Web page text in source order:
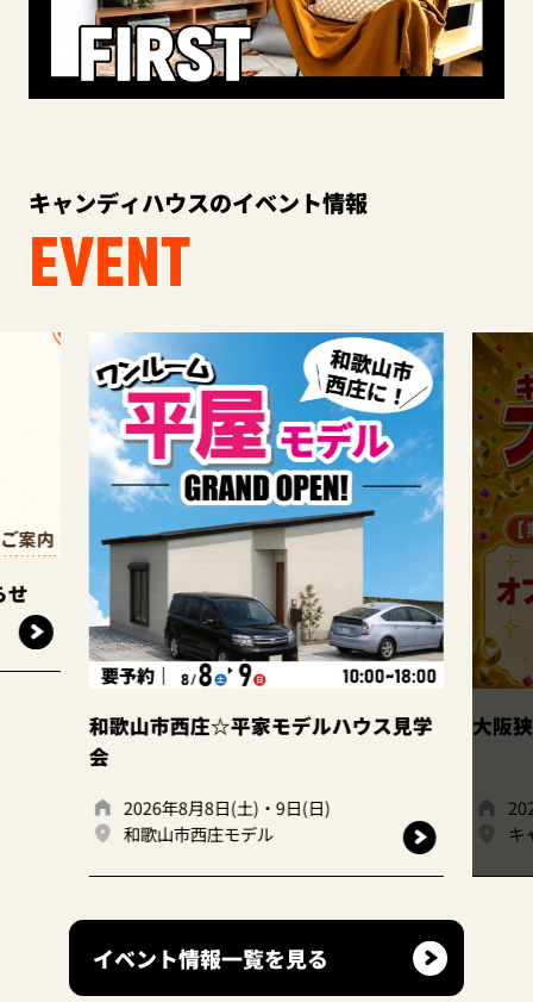
キャンディハウスのイベント情報
EVENT
和歌山市西庄☆平家モデルハウス見学
2026年8月8日(土)・9日(日)
和歌山市西庄モデル
大阪狭山
2026
キャン
イベント情報一覧を見る